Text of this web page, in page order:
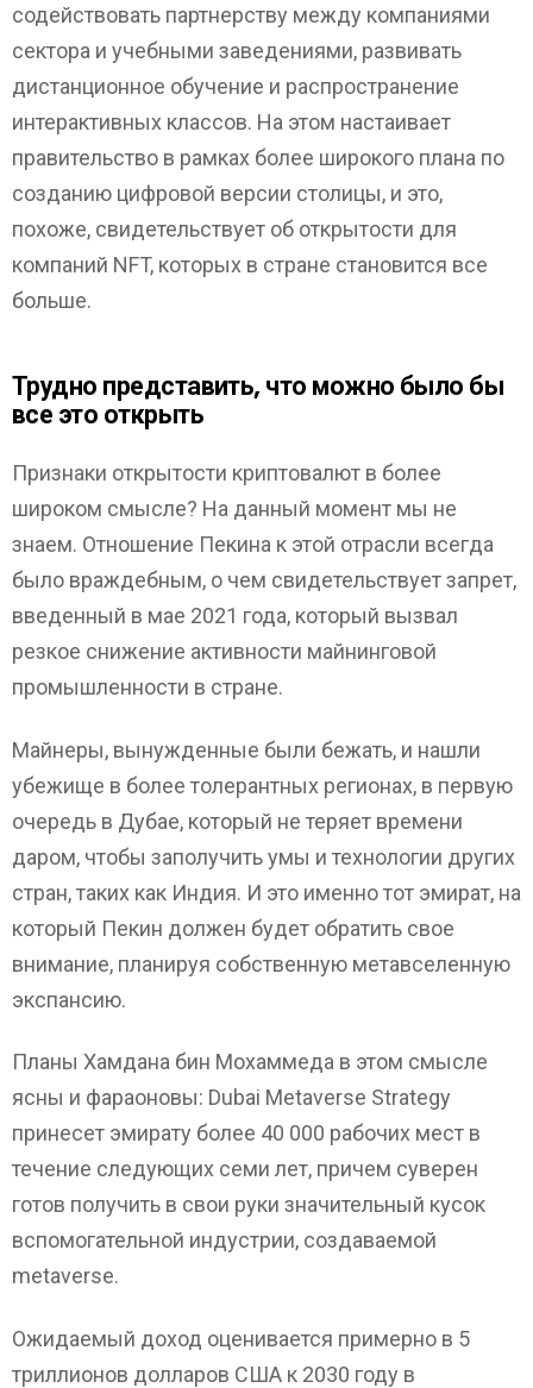
содействовать партнерству между компаниями
сектора и учебными заведениями, развивать
дистанционное обучение и распространение
интерактивных классов. На этом настаивает
правительство в рамках более широкого плана по
созданию цифровой версии столицы, и это,
похоже, свидетельствует об открытости для
компаний NFT, которых в стране становится все
больше.
Трудно представить, что можно было бы
все это открыть
Признаки открытости криптовалют в более
широком смысле? На данный момент мы не
знаем. Отношение Пекина к этой отрасли всегда
было враждебным, о чем свидетельствует запрет,
введенный в мае 2021 года, который вызвал
резкое снижение активности майнинговой
промышленности в стране.
Майнеры, вынужденные были бежать, и нашли
убежище в более толерантных регионах, в первую
очередь в Дубае, который не теряет времени
даром, чтобы заполучить умы и технологии других
стран, таких как Индия. И это именно тот эмират, на
который Пекин должен будет обратить свое
внимание, планируя собственную метавселенную
экспансию.
Планы Хамдана бин Мохаммеда в этом смысле
ясны и фараоновы: Dubai Metaverse Strategy
принесет эмирату более 40 000 рабочих мест в
течение следующих семи лет, причем суверен
готов получить в свои руки значительный кусок
вспомогательной индустрии, создаваемой
metaverse.
Ожидаемый доход оценивается примерно в 5
триллионов долларов США к 2030 году в